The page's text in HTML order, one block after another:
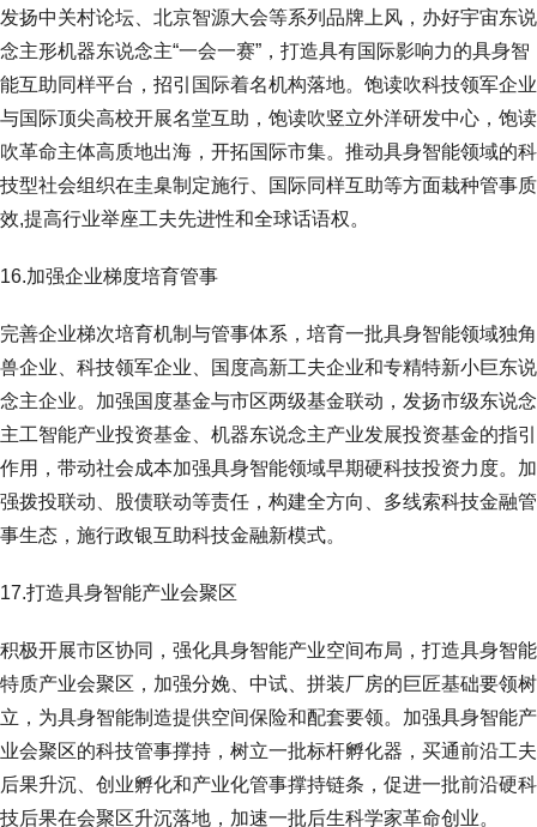
发扬中关村论坛、北京智源大会等系列品牌上风，办好宇宙东说
念主形机器东说念主“一会一赛”，打造具有国际影响力的具身智
能互助同样平台，招引国际着名机构落地。饱读吹科技领军企业
与国际顶尖高校开展名堂互助，饱读吹竖立外洋研发中心，饱读
吹革命主体高质地出海，开拓国际市集。推动具身智能领域的科
技型社会组织在圭臬制定施行、国际同样互助等方面栽种管事质
效,提高行业举座工夫先进性和全球话语权。
16.加强企业梯度培育管事
完善企业梯次培育机制与管事体系，培育一批具身智能领域独角
兽企业、科技领军企业、国度高新工夫企业和专精特新小巨东说
念主企业。加强国度基金与市区两级基金联动，发扬市级东说念
主工智能产业投资基金、机器东说念主产业发展投资基金的指引
作用，带动社会成本加强具身智能领域早期硬科技投资力度。加
强拨投联动、股债联动等责任，构建全方向、多线索科技金融管
事生态，施行政银互助科技金融新模式。
17.打造具身智能产业会聚区
积极开展市区协同，强化具身智能产业空间布局，打造具身智能
特质产业会聚区，加强分娩、中试、拼装厂房的巨匠基础要领树
立，为具身智能制造提供空间保险和配套要领。加强具身智能产
业会聚区的科技管事撑持，树立一批标杆孵化器，买通前沿工夫
后果升沉、创业孵化和产业化管事撑持链条，促进一批前沿硬科
技后果在会聚区升沉落地，加速一批后生科学家革命创业。